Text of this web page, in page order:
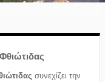
συνεχίζει την